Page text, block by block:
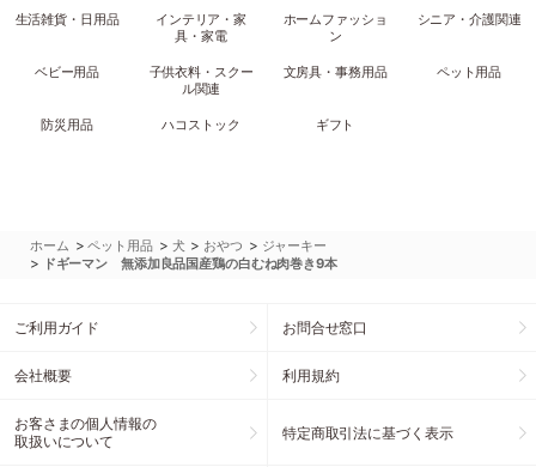
生活雑貨・日用品
インテリア・家
具・家電
ホームファッショ
ン
シニア・介護関連
ベビー用品
子供衣料・スクー
ル関連
文房具・事務用品 ペット用品
防災用品 ハコストック ギフト
ホーム >ペット用品 > 犬 > おやつ > ジャーキー
> ドギーマン 無添加良品国産鶏の白むね肉巻き9本
ご利用ガイド お問合せ窓口
会社概要 利用規約
お客さまの個人情報の
取扱いについて
特定商取引法に基づく表示